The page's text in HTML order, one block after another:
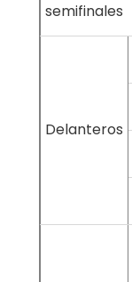
semifinales
Delanteros